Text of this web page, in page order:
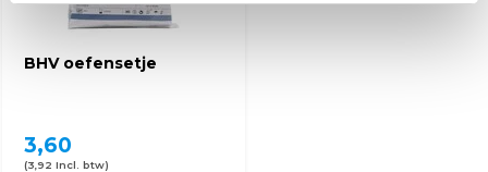
BHV oefensetje
3,60
(3,92 Incl. btw)